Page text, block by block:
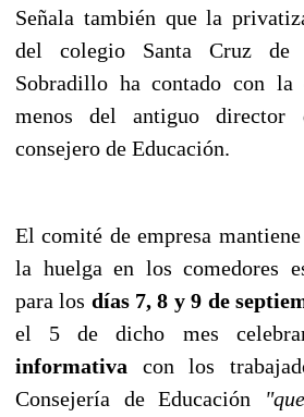
Señala también que la
del colegio Santa Cruz
Sobradillo ha contado con la
menos del antiguo
consejero de Educación.
El comité de empresa
la huelga en los comedores
para los días 7, 8 y 9 de
el 5 de dicho mes
informativa con los
Consejería de Educación